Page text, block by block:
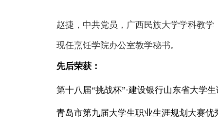
赵捷，中共党员，广西民族大学学科教
现任烹饪学院办公室教学秘书。
先后荣获：
第十八届“挑战杯”·建设银行山东省大学
青岛市第九届大学生职业生涯规划大赛优